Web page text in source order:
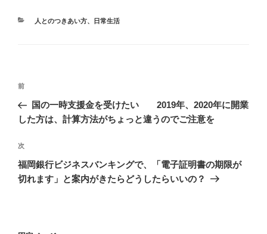
カ
人とのつきあい方、 日常生活
投
ナ
ゲ
ー
シ
前
の
投
前
国の一時支援金を受けたい 2019年、2020年に開業
した方は、計算方法がちょっと違うのでご注意を
次
の
投
次
福岡銀行ビジネスバンキングで、「電子証明書の期限が
切れます」と案内がきたらどうしたらいいの？